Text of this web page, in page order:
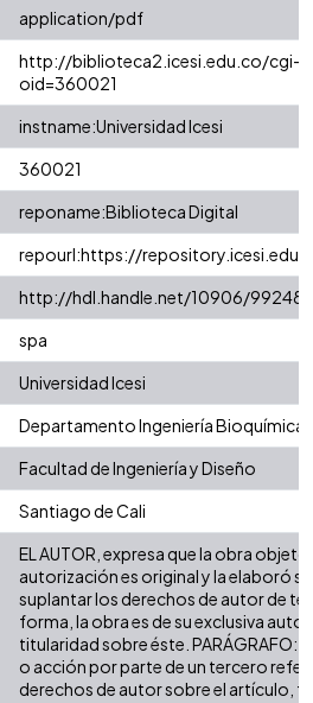
application/pdf
http://biblioteca2.icesi.edu.co/cgi-
oid=360021
instname:Universidad Icesi
360021
reponame:Biblioteca Digital
repourl:https://
http://hdl.handle.net/10906/99248
spa
Universidad Icesi
Departamento Ingeniería Bioquímica
Facultad de Ingeniería y Diseño
Santiago de Cali
EL AUTOR, expresa que la obra
autorización es original y la elaboró
suplantar los derechos de autor de
forma, la obra es de su exclusiva
titularidad sobre éste. PARÁGRAFO:
o acción por parte de un tercero
derechos de autor sobre el artículo,